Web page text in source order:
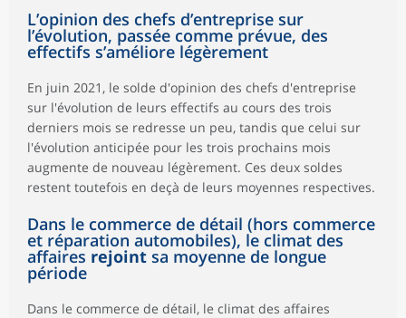
L’opinion des chefs d’entreprise sur
l’évolution, passée comme prévue, des
effectifs s’améliore légèrement
En juin 2021, le solde d'opinion des chefs d'entreprise
sur l'évolution de leurs effectifs au cours des trois
derniers mois se redresse un peu, tandis que celui sur
l'évolution anticipée pour les trois prochains mois
augmente de nouveau légèrement. Ces deux soldes
restent toutefois en deçà de leurs moyennes respectives.
Dans le commerce de détail (hors commerce
et réparation automobiles), le climat des
affaires rejoint sa moyenne de longue
période
Dans le commerce de détail, le climat des affaires